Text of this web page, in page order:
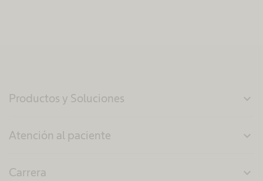
Productos y Soluciones expand_more
Atención al paciente expand_more
Carrera expand_more